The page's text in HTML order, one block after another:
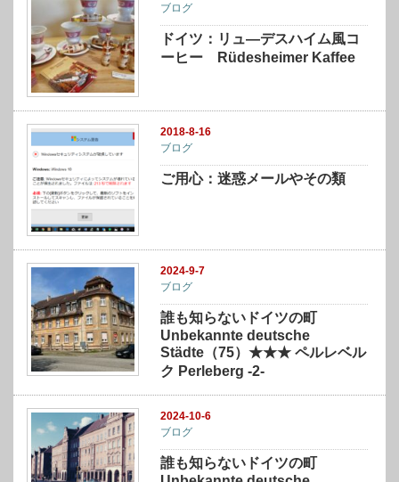
ブログ
ドイツ：リュ―デスハイム風コ
ーヒー Rüdesheimer Kaffee
2018-8-16
ブログ
ご用心：迷惑メールやその類
2024-9-7
ブログ
誰も知らないドイツの町
Unbekannte deutsche
Städte（75）★★★ ペルレベル
ク Perleberg -2-
2024-10-6
ブログ
誰も知らないドイツの町